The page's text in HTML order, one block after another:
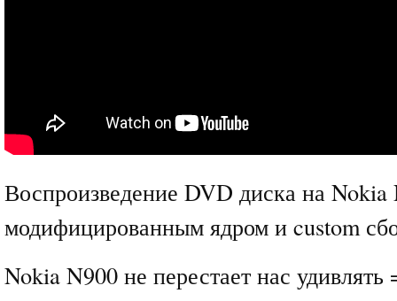
Воспроизведение DVD диска на Nokia
модифицированным ядром и custom
Nokia N900 не перестает нас удивлять